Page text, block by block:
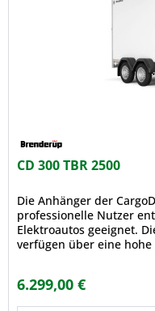
CD 300 TBR 2500
Die Anhänger der
professionelle Nutzer
Elektroautos geeignet.
verfügen über eine
6.299,00 €